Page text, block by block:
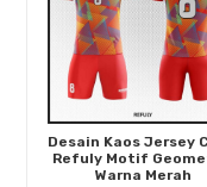
Desain Kaos Jersey
Refuly Motif
Warna Merah